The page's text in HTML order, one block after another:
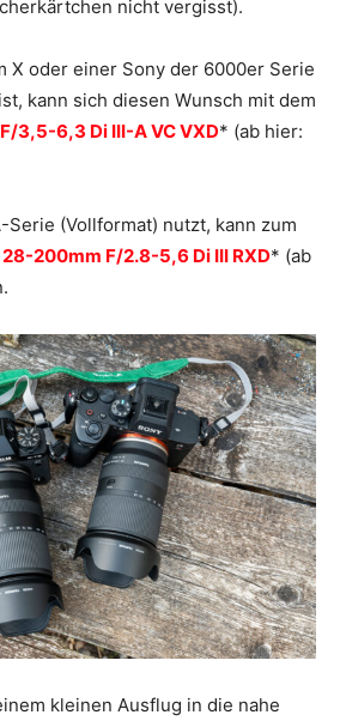
nicht vergisst).
X oder einer Sony der 6000er Serie
kann sich diesen Wunsch mit dem
3,5-6,3 Di III-A VC VXD* (ab hier:
Serie (Vollformat) nutzt, kann zum
200mm F/2.8-5,6 Di III RXD* (ab
kleinen Ausflug in die nahe